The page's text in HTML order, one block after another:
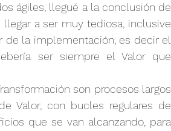
ágiles, llegué a la conclusión de
a ser muy tediosa, inclusive
de la implementación, es decir el
ser siempre el Valor que
son procesos largos
Valor, con bucles regulares de
que se van alcanzando, para